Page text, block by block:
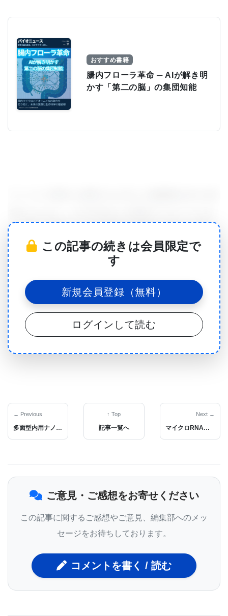
おすすめ書籍
腸内フローラ革命 ─ AIが解き明
かす「第二の脳」の集団知能
る。悲しい事に、この患者達の見通しは暗い。最も
悪性度の高い悪性グリオーマ（グレード?グリオー
マ、または多形性神経膠芽細胞腫）の場合、最適と
考えられる治療をもってしても、平均生存期間は９
−１５ヶ月である。その治療というのは、手術後放射
線照射と化学療法テモゾロミドを処方し、さらに追
加でテモゾロミドを処方する方法を指す。
はごく最近だ。動物モデルでは、グリオーマ内で腫
瘍の成長を促進する細胞群−いわゆる癌幹細胞−が確
耐性があることが多いため、新しい治療法を開発す
る際に重要な標的とされている。
最近発表された報告書で、クリーブランドクリニ
ック・ラーナー研究所／幹細胞生物学・再生医学部
博士率いる研究チームは、癌幹細胞が腫瘍増殖を促
進する際にたどる分子パスウエイを新しく定義し
その役割ははっきりと解明されておらず、治療に対
この記事の続きは会員限定で
す
新規会員登録（無料）
ログインして読む
← Previous
多面型内用ナノ抗がん剤に新兵器
↑ Top
記事一覧へ
Next →
マイクロRNAは学習機能を制御する制御因子でありアルツハイマーにも関与しそうだ
ご意見・ご感想をお寄せください
この記事に関するご感想やご意見、編集部へのメッ
セージをお待ちしております。
コメントを書く / 読む